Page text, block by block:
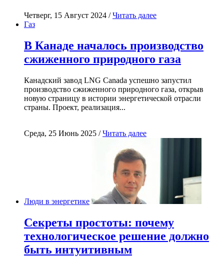
Четверг, 15 Август 2024 /Читать далее
Газ
В Канаде началось производство
сжиженного природного газа
Канадский завод LNG Canada успешно запустил
производство сжиженного природного газа, открыв
новую страницу в истории энергетической отрасли
страны. Проект, реализация...
Среда, 25 Июнь 2025 /Читать далее
Люди в энергетике
Секреты простоты: почему
технологическое решение должно
быть интуитивным